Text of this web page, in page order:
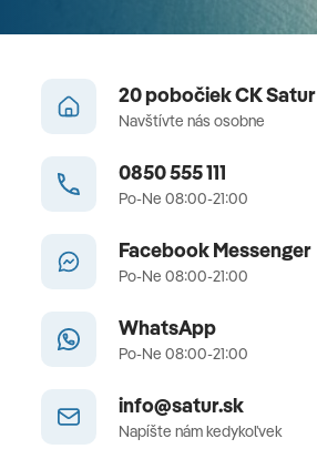
20 pobočiek CK Satur
Navštívte nás osobne
0850 555 111
Po-Ne 08:00-21:00
Facebook Messenger
Po-Ne 08:00-21:00
WhatsApp
Po-Ne 08:00-21:00
info@satur.sk
Napíšte nám kedykoľvek